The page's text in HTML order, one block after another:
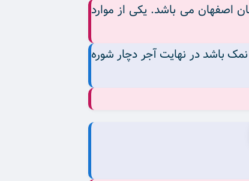
اصفهان می باشد. یکی از موارد
باشد در نهایت آجر دچار شوره